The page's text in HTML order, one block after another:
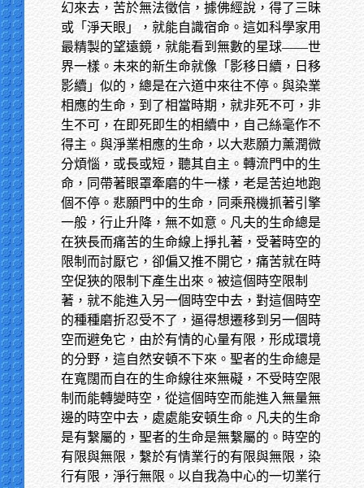
幻來去，苦於無法徵信，據佛經說，得了三昧
或「淨天眼」，就能自識宿命。這如科學家用
最精製的望遠鏡，就能看到無數的星球——世
界一樣。未來的新生命就像「影移日續，日移
影續」似的，總是在六道中來往不停。與染業
相應的生命，到了相當時期，就非死不可，非
生不可，在即死即生的相續中，自己絲毫作不
得主。與淨業相應的生命，以大悲願力薰潤微
分煩惱，或長或短，聽其自主。轉流門中的生
命，同帶著眼罩牽磨的牛一樣，老是苦迫地跑
個不停。悲願門中的生命，同乘飛機抓著引擎
一般，行止升降，無不如意。凡夫的生命總是
在狹長而痛苦的生命線上掙扎著，受著時空的
限制而討厭它，卻偏又推不開它，痛苦就在時
空促狹的限制下產生出來。被這個時空限制
著，就不能進入另一個時空中去，對這個時空
的種種磨折忍受不了，逼得想遷移到另一個時
空而避免它，由於有情的心量有限，形成環境
的分野，這自然安頓不下來。聖者的生命總是
在寬闊而自在的生命線往來無礙，不受時空限
制而能轉變時空，從這個時空而能進入無量無
邊的時空中去，處處能安頓生命。凡夫的生命
是有繫屬的，聖者的生命是無繫屬的。時空的
有限與無限，繫於有情業行的有限與無限，染
行有限，淨行無限。以自我為中心的一切業行